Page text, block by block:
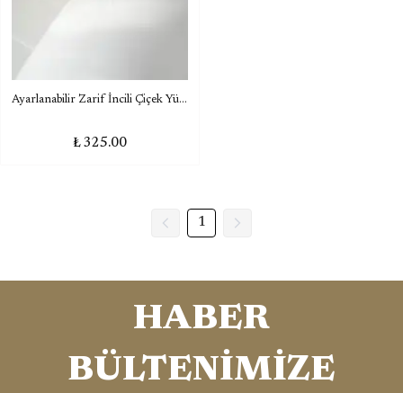
Ayarlanabilir Zarif İncili Çiçek Yüzük
₺ 325.00
1
HABER
BÜLTENİMİZE